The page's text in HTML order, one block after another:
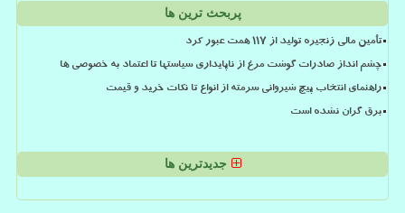
پربحث ترین ها
تأمین مالی زنجیره تولید از ۱۱۷ همت عبور کرد
چشم انداز صادرات گوشت مرغ از ناپایداری سیاستها تا اعتماد به خصوصی ها
راهنمای انتخاب پیچ شیروانی سرمته از انواع تا نکات خرید و قیمت
برق گران نشده است
جدیدترین ها